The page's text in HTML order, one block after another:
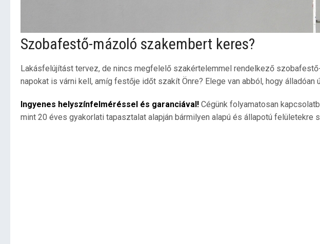
Szobafestő-mázoló szakembert keres?
Lakásfelújítást tervez, de nincs megfelelő szakértelemmel rendelkező
napokat is várni kell, amíg festője időt szakít Önre? Elege van abból, hogy
Ingyenes helyszínfelméréssel és garanciával! Cégünk folyamatosan
mint 20 éves gyakorlati tapasztalat alapján bármilyen alapú és állapotú felületekre